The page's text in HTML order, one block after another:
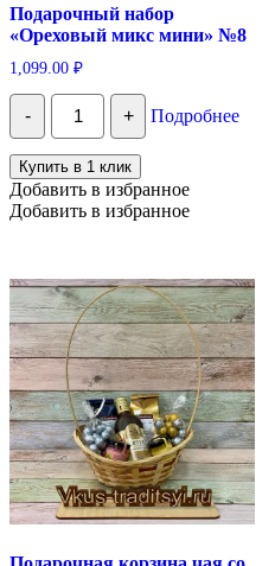
Подарочный набор
«Ореховый микс мини» №8
1,099.00 ₽
-
Количество
Подарочный
набор
"Ореховый
микс
мини"
№8
+ Подробнее
Купить в 1 клик
Добавить в избранное
Добавить в избранное